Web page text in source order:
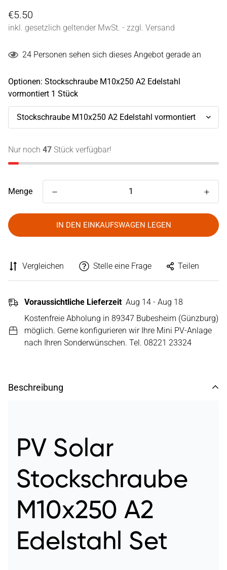
€5.50
inkl. gesetzlich geltender MwSt. - zzgl. Versand
24 Personen sehen sich dieses Angebot gerade an
Optionen: Stockschraube M10x250 A2 Edelstahl
vormontiert 1 Stück
Nur noch 47 Stück verfügbar!
Menge
IN DEN EINKAUFSWAGEN LEGEN
Vergleichen Stelle eine Frage Teilen
Voraussichtliche Lieferzeit Aug 14 - Aug 18
Kostenfreie Abholung in 89347 Bubesheim (Günzburg)
möglich. Gerne konfigurieren wir Ihre Mini PV-Anlage
nach Ihren Sonderwünschen. Tel. 08221 23324
Beschreibung
PV Solar
Stockschraube
M10x250 A2
Edelstahl Set